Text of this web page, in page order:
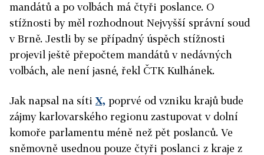
mandátů a po volbách má čtyři poslance. O
stížnosti by měl rozhodnout Nejvyšší správní soud
v Brně. Jestli by se případný úspěch stížnosti
projevil ještě přepočtem mandátů v nedávných
volbách, ale není jasné, řekl ČTK Kulhánek.
Jak napsal na síti X, poprvé od vzniku krajů bude
zájmy karlovarského regionu zastupovat v dolní
komoře parlamentu méně než pět poslanců. Ve
sněmovně usednou pouze čtyři poslanci z kraje z